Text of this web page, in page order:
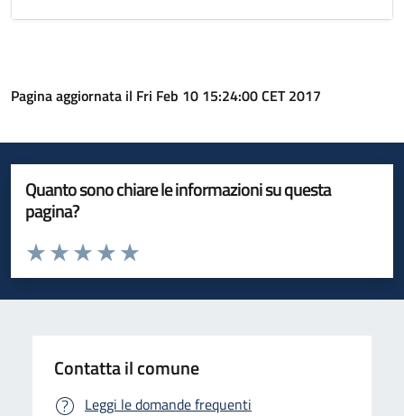
Pagina aggiornata il Fri Feb 10 15:24:00 CET 2017
Quanto sono chiare le informazioni su questa
pagina?
Valuta da 1 a 5 stelle la pagina
Valuta 5 stelle su 5
Valuta 4 stelle su 5
Valuta 3 stelle su 5
Valuta 2 stelle su 5
Valuta 1 stelle su 5
Contatta il comune
Leggi le domande frequenti